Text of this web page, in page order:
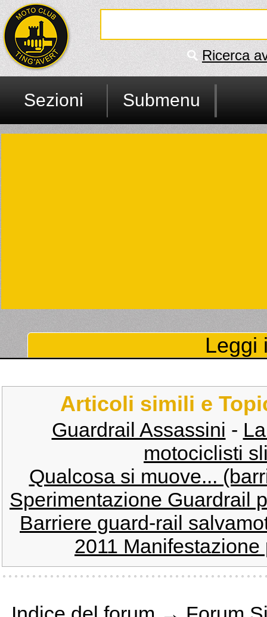
Ricerca
Sezioni Submenu
Leggi
Articoli simili e
Guardrail Assassini -
motociclisti
Qualcosa si muove...
Sperimentazione Guardrail
Barriere guard-rail
2011